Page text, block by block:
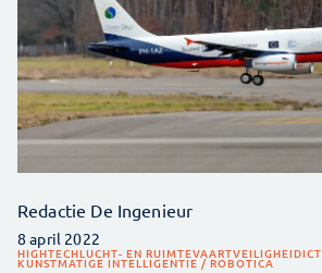
Redactie De Ingenieur
8 april 2022
HIGHTECHLUCHT- EN RUIMTEVAARTVEILIGHEIDICT
KUNSTMATIGE INTELLIGENTIE / ROBOTICA